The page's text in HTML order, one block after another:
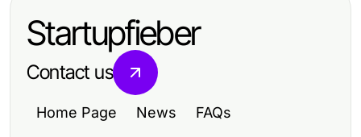
Startupfieber
Contact us
Home Page News FAQs